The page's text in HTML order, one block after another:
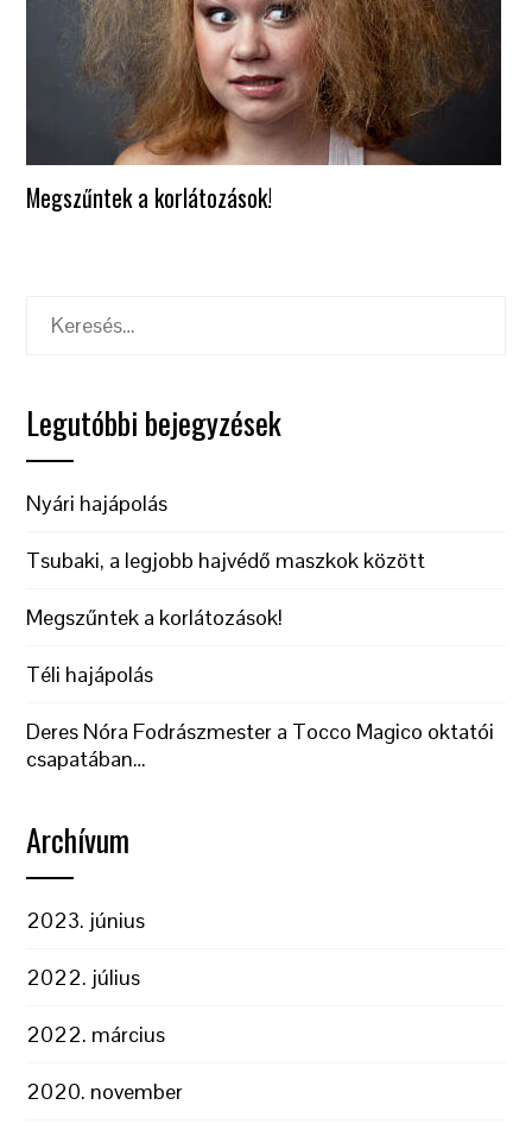
Megszűntek a korlátozások!
Keresés:
Legutóbbi bejegyzések
Nyári hajápolás
Tsubaki, a legjobb hajvédő maszkok között
Megszűntek a korlátozások!
Téli hajápolás
Deres Nóra Fodrászmester a Tocco Magico oktatói
csapatában…
Archívum
2023. június
2022. július
2022. március
2020. november